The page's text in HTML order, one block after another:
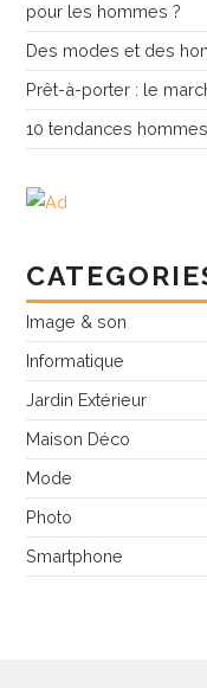
pour les hommes ?
Des modes et des
Prêt-à-porter : le
10 tendances
Image & son
Informatique
Jardin Extérieur
Maison Déco
Mode
Photo
Smartphone